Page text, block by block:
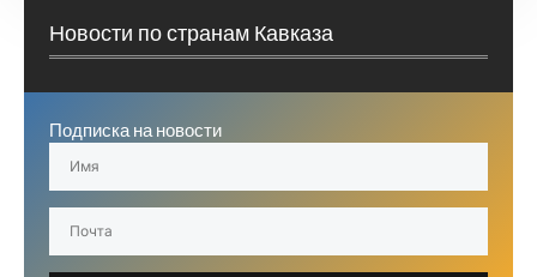
Новости по странам Кавказа
Подписка на новости